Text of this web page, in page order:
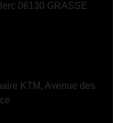
06130 GRASSE
KTM, Avenue des